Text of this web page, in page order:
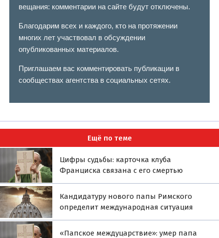
вещания: комментарии на сайте будут отключены.
Благодарим всех и каждого, кто на протяжении
многих лет участвовал в обсуждении
опубликованных материалов.
Приглашаем вас комментировать публикации в
сообществах агентства в социальных сетях.
Ещё по теме
Цифры судьбы: карточка клуба
Франциска связана с его смертью
Кандидатуру нового папы Римского
определит международная ситуация
«Папское междуцарствие»: умер папа